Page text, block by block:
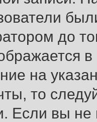
до
на
то
Если вы